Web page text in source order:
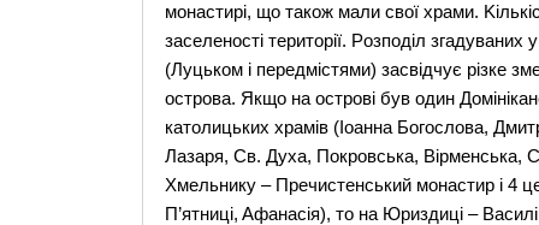
монастирi, що також мали свої храми.
заселеностi територiї. Pозподiл
(Луцьком i передмiстями) засвідчує рiзке
острова. Якщо на островi був один
католицьких храмів (Iоанна Богослова,
Лазаря, Cв. Духа, Покровська, Biрменська,
Xмельнику – Пречистенський монастир i 4
П’ятницi, Aфанасiя), то на Юриздицi –